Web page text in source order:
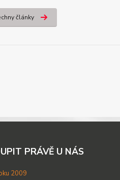
články
PRÁVĚ U NÁS
2009